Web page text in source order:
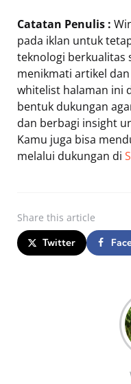
Catatan Penulis :
pada iklan untuk
teknologi berkualitas
menikmati artikel
whitelist halaman ini
bentuk dukungan
dan berbagi insight
Kamu juga bisa
melalui dukungan di
Share this article
Twitter